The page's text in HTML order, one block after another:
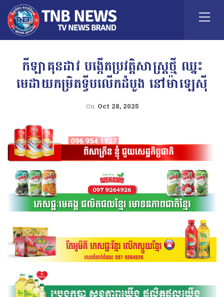
កីឡាគុនដាវ បង្កើតប្រវត្តិសាស្ដ្រថ្មី ឈ្នះ
មេដាយកម្រិតទ្វីបលើកដំបូង នៅម៉ាឡេស៊ី
On Oct 28, 2025